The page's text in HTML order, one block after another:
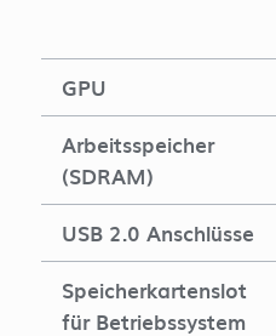
GPU
Arbeitsspeicher
(SDRAM)
USB 2.0 Anschlüsse
Speicherkartenslot
für Betriebssystem